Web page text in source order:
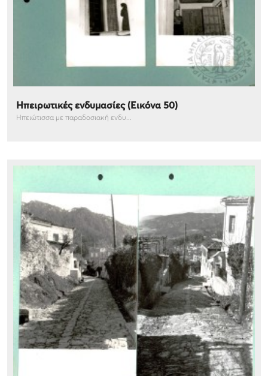
Ηπειρωτικές ενδυμασίες (Εικόνα 50)
Ηπειώτισσα με παραδοσιακή ενδυ...